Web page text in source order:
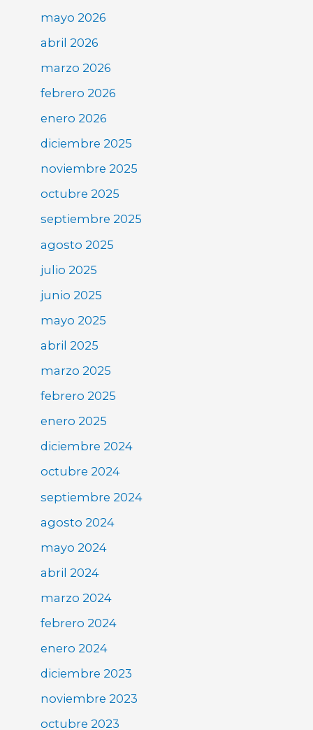
mayo 2026
abril 2026
marzo 2026
febrero 2026
enero 2026
diciembre 2025
noviembre 2025
octubre 2025
septiembre 2025
agosto 2025
julio 2025
junio 2025
mayo 2025
abril 2025
marzo 2025
febrero 2025
enero 2025
diciembre 2024
octubre 2024
septiembre 2024
agosto 2024
mayo 2024
abril 2024
marzo 2024
febrero 2024
enero 2024
diciembre 2023
noviembre 2023
octubre 2023